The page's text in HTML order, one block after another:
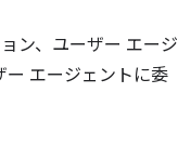
ン、ユーザー エージ
ー エージェントに委